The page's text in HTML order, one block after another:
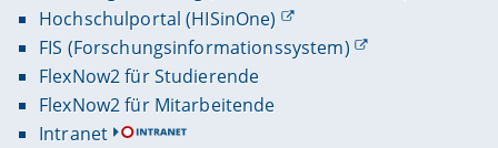
Hochschulportal (HISinOne)
FIS (Forschungsinformationssystem)
FlexNow2 für Studierende
FlexNow2 für Mitarbeitende
Intranet